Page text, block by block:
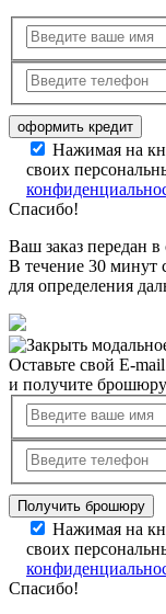
Нажимая на
своих
Спасибо!
Ваш заказ передан
В течение 30 минут
для определения
Оставьте свой E-mail
и получите брошюру
Нажимая на
своих
Спасибо!